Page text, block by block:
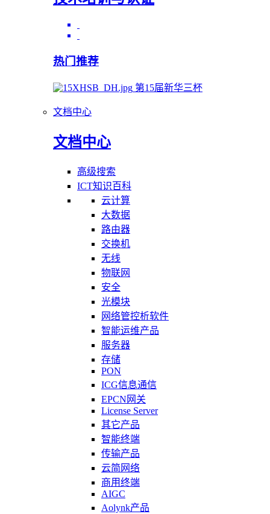
热门推荐
第15届新华三杯
文档中心
文档中心
高级搜索
ICT知识百科
云计算
大数据
路由器
交换机
无线
物联网
安全
光模块
网络管控析软件
智能运维产品
服务器
存储
PON
ICG信息通信
EPCN网关
License Server
其它产品
智能终端
传输产品
云简网络
商用终端
AIGC
Aolynk产品